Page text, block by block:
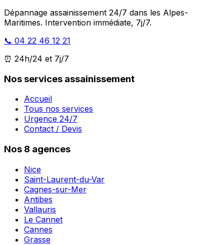
Dépannage assainissement 24/7 dans les Alpes-
Maritimes. Intervention immédiate, 7j/7.
📞 04 22 46 12 21
⏰ 24h/24 et 7j/7
Nos services assainissement
Accueil
Tous nos services
Urgence 24/7
Contact / Devis
Nos 8 agences
Nice
Saint-Laurent-du-Var
Cagnes-sur-Mer
Antibes
Vallauris
Le Cannet
Cannes
Grasse